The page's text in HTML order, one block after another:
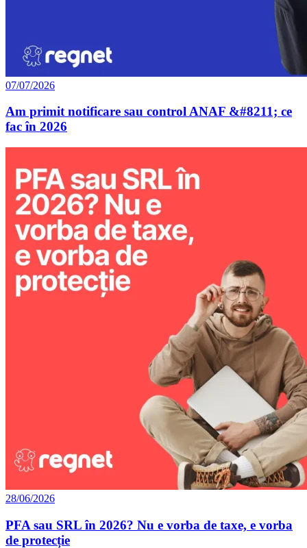
07/07/2026
Am primit notificare sau control ANAF &#8211; ce
fac în 2026
28/06/2026
PFA sau SRL în 2026? Nu e vorba de taxe, e vorba
de protecție